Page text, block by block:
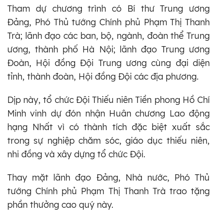
Tham dự chương trình có Bí thư Trung ương
Đảng, Phó Thủ tướng Chính phủ Phạm Thị Thanh
Trà; lãnh đạo các ban, bộ, ngành, đoàn thể Trung
ương, thành phố Hà Nội; lãnh đạo Trung ương
Đoàn, Hội đồng Đội Trung ương cùng đại diện
tỉnh, thành đoàn, Hội đồng Đội các địa phương.
Dịp này, tổ chức Đội Thiếu niên Tiền phong Hồ Chí
Minh vinh dự đón nhận Huân chương Lao động
hạng Nhất vì có thành tích đặc biệt xuất sắc
trong sự nghiệp chăm sóc, giáo dục thiếu niên,
nhi đồng và xây dựng tổ chức Đội.
Thay mặt lãnh đạo Đảng, Nhà nước, Phó Thủ
tướng Chính phủ Phạm Thị Thanh Trà trao tặng
phần thưởng cao quý này.